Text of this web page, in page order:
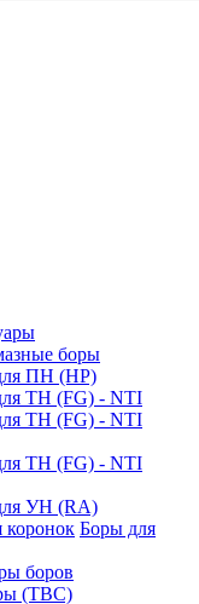
боры
ПН (HP)
ТН (FG) - NTI
ТН (FG) - NTI
ТН (FG) - NTI
УН (RA)
Боры для
боров